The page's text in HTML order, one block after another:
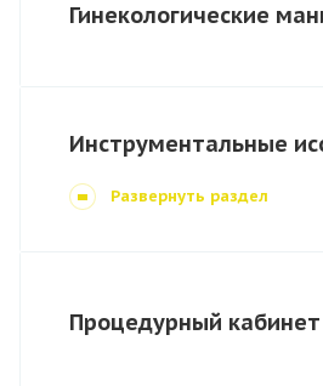
Гинекологические
Инструментальные
Развернуть раздел
Процедурный кабинет